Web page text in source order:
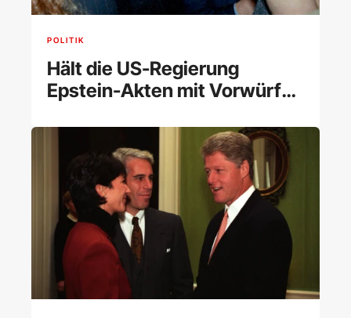
POLITIK
Hält die US-Regierung
Epstein-Akten mit Vorwürfen